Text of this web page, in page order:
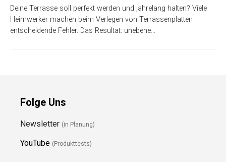
Deine Terrasse soll perfekt werden und jahrelang halten? Viele
Heimwerker machen beim Verlegen von Terrassenplatten
entscheidende Fehler. Das Resultat: unebene…
Folge Uns
Newsletter (in Planung)
YouTube (Produkttests)